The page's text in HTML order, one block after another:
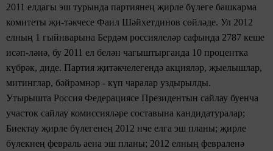
2011 елдагы эш турында партиянең җирле бүлеге башкарма
комитеты җи-тәкчесе Фаил Шәйхетдинов сөйләде. Ул 2012
елның 1 гыйнварына Бердәм россиялеләр сафында 2787 кеше
исәп-ләнә, бу 2011 ел белән чагыштырганда 10 процентка
күбрәк, диде. Партия җитәкчелегендә акцияләр, җыелышлар,
митинглар, бәйрәмнәр - күп чаралар уздырылды.
Утырышта Россия Федерациясе Президентын сайлау буенча
участок сайлау комиссияләре составына кандидатуралар;
Биектау җирле бүлегенең 2012 нче елга эш планы; җирле
бүлекнең февраль аена эш планы; 2012 елның февраленә